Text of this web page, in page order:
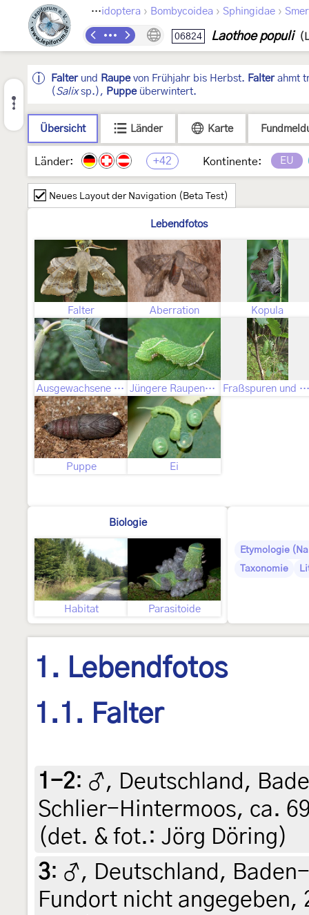
Lepidoptera › Bombycoidea › Sphingidae ›
06824 Laothoe populi
Falterund Raupevon Frühjahr bis Herbst. Falterahmt
( Salixsp.), Puppeüberwintert.
Übersicht Länder Karte
Länder: +42 Kontinente: EU
Neues Layout der Navigation (Beta Test)
Lebendfotos
Falter Aberration Kopula
Ausgewachsene Raupe Jüngere Raupenstadien Fraßspuren und Befallsbild
Puppe Ei
Biologie
Habitat Parasitoide
Etymologie
Taxonomie
1. Lebendfotos
1.1. Falter
1-2: ♂, Deutschland,
Schlier-Hintermoos, ca.
(det. & fot.: Jörg Döring)
3: ♂, Deutschland,
Fundort nicht